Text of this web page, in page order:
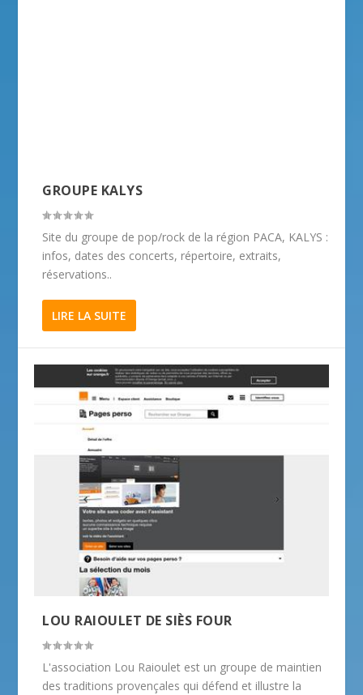
GROUPE KALYS
Site du groupe de pop/rock de la région PACA, KALYS :
infos, dates des concerts, répertoire, extraits,
réservations..
LIRE LA SUITE
LOU RAIOULET DE SIÈS FOUR
L'association Lou Raioulet est un groupe de maintien
des traditions provençales qui défend et illustre la